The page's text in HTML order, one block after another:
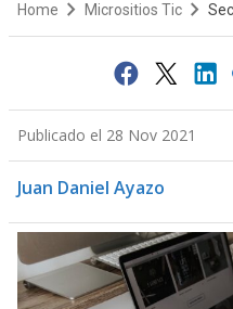
Home Micrositios Tic
Publicado el 28 Nov 2021
Juan Daniel Ayazo